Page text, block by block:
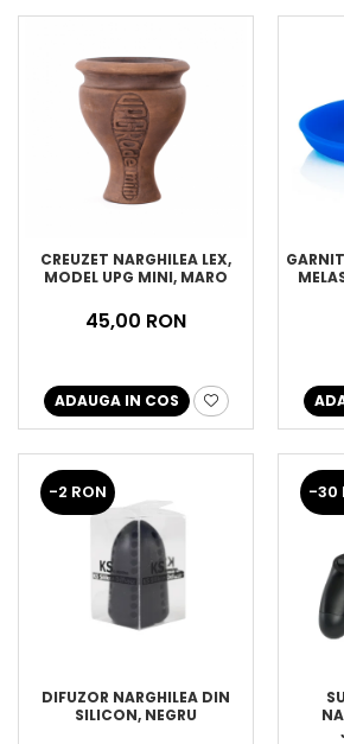
CREUZET NARGHILEA LEX,
MODEL UPG MINI, MARO
45,00 RON
ADAUGA IN COS
-2 RON
DIFUZOR NARGHILEA DIN
SILICON, NEGRU
-30